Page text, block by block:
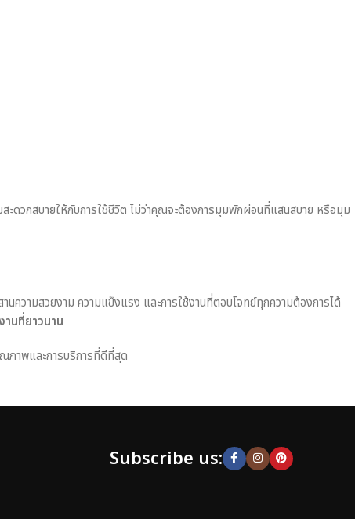
ะดวกสบายให้กับการใช้ชีวิต ไม่ว่าคุณจะต้องการมุมพักผ่อนที่แสนสบาย หรือมุม
นความสวยงาม ความแข็งแรง และการใช้งานที่ตอบโจทย์ทุกความต้องการได้
านที่ยาวนาน
ภาพและการบริการที่ดีที่สุด
Subscribe us: